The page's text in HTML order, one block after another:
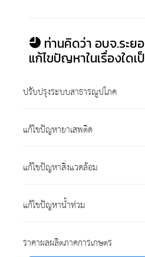
ท่านคิดว่า อบจ.ระย
แก้ไขปัญหาในเรื่องใด
ปรับปรุงระบบสาธารณูปโภค
แก้ไขปัญหายาเสพติด
แก้ไขปัญหาสิ่งแวดล้อม
แก้ไขปัญหาน้ำท่วม
ราคาผลผลิตภาคการเกษตร